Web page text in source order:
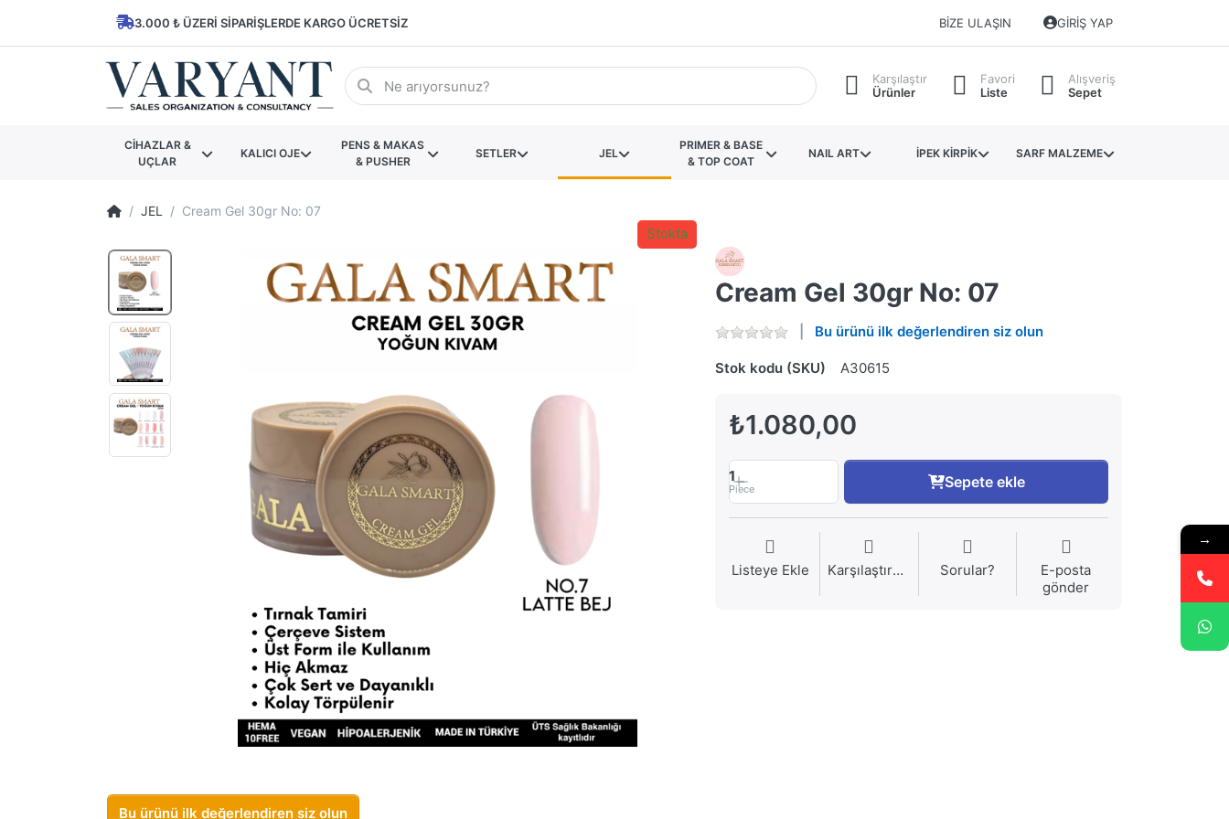
3.000 ₺ ÜZERI SIPARIŞLERDE KARGO ÜCRETSIZ BIZE ULAŞIN GIRIŞ YAP
Karşılaştır
Ürünler
Favori
Liste
Alışveriş
Sepet
CİHAZLAR &
UÇLAR
KALICI OJE
PENS & MAKAS
& PUSHER
SETLER JEL
PRIMER & BASE
& TOP COAT
NAIL ART İPEK KİRPİK SARF MALZEME
JEL Cream Gel 30gr No: 07
Cream Gel 30gr No: 07
Bu ürünü ilk değerlendiren siz olun
Stok kodu (SKU) A30615
₺1.080,00
Stokta
1
Piece Sepete ekle
Listeye Ekle Karşılaştırma Sorular?
E-posta
gönder
Bu ürünü ilk değerlendiren siz olun
→